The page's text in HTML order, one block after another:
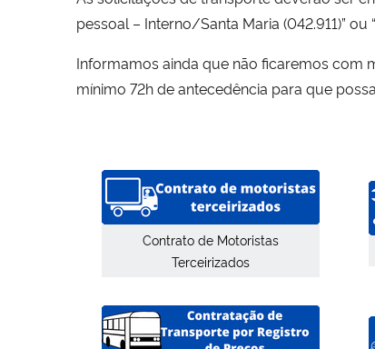
pessoal – Interno/Santa Maria (042.911)”
Informamos ainda que não ficaremos com
mínimo 72h de antecedência para que
Contrato de Motoristas
Terceirizados